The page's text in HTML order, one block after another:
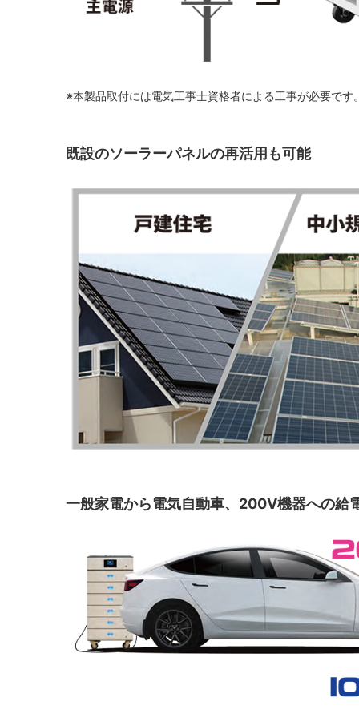
※本製品取付には電気工事士資格者による工事が必要です
既設のソーラーパネルの再活用も可能
一般家電から電気自動車、200V機器への給